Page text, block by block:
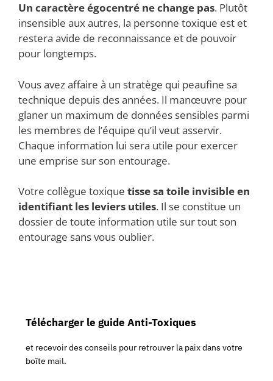
Un caractère égocentré ne change pas. Plutôt
insensible aux autres, la personne toxique est et
restera avide de reconnaissance et de pouvoir
pour longtemps.
Vous avez affaire à un stratège qui peaufine sa
technique depuis des années. Il manœuvre pour
glaner un maximum de données sensibles parmi
les membres de l’équipe qu’il veut asservir.
Chaque information lui sera utile pour exercer
une emprise sur son entourage.
Votre collègue toxique tisse sa toile invisible en
identifiant les leviers utiles. Il se constitue un
dossier de toute information utile sur tout son
entourage sans vous oublier.
Télécharger le guide Anti-Toxiques
et recevoir des conseils pour retrouver la paix dans votre
boîte mail.